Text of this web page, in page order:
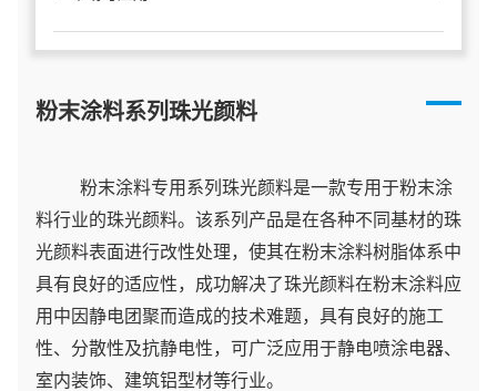
粉末涂料系列珠光颜料
粉末涂料专用系列珠光颜料是一款专用于粉末涂
料行业的珠光颜料。该系列产品是在各种不同基材的珠
光颜料表面进行改性处理，使其在粉末涂料树脂体系中
具有良好的适应性，成功解决了珠光颜料在粉末涂料应
用中因静电团聚而造成的技术难题，具有良好的施工
性、分散性及抗静电性，可广泛应用于静电喷涂电器、
室内装饰、建筑铝型材等行业。